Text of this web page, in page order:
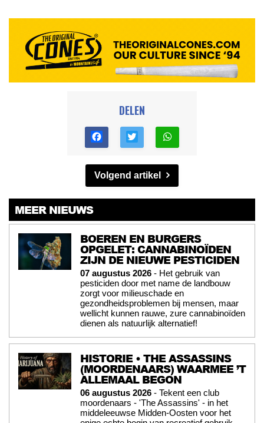
DELEN
Volgend artikel
MEER NIEUWS
BOEREN EN BURGERS
OPGELET: CANNABINOÏDEN
ZIJN DE NIEUWE PESTICIDEN
07 augustus 2026 - Het gebruik van
pesticiden door met name de landbouw
zorgt voor milieuschade en
gezondheidsproblemen bij mensen, maar
wellicht kunnen rauwe, zure cannabinoïden
dienen als natuurlijk alternatief!
HISTORIE • THE ASSASSINS
(MOORDENAARS) WAARMEE ’T
ALLEMAAL BEGON
06 augustus 2026 - Tekent een club
moordenaars - 'The Assassins' - in het
middeleeuwse Midden-Oosten voor het